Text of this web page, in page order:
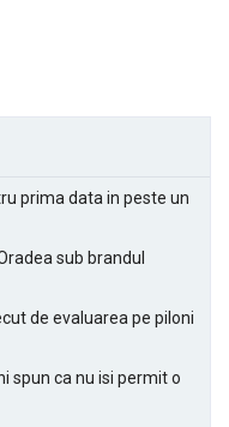
prima data in peste un
sub brandul
de evaluarea pe piloni
spun ca nu isi permit o